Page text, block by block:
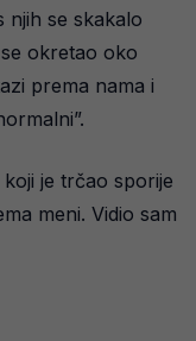
njih se skakalo
okretao oko
prema nama i
je trčao sporije
meni. Vidio sam